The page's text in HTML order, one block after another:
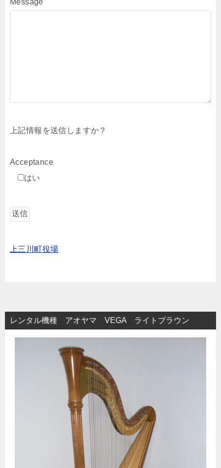
Message
上記情報を送信しますか？
Acceptance
はい
上三川町役場
レンタル機種 アオヤマ VEGA ライトブラウン